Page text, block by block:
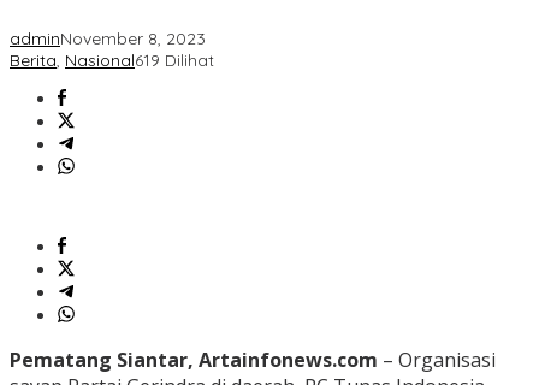
adminNovember 8, 2023
Berita, Nasional619 Dilihat
Pematang Siantar, Artainfonews.com – Organisasi